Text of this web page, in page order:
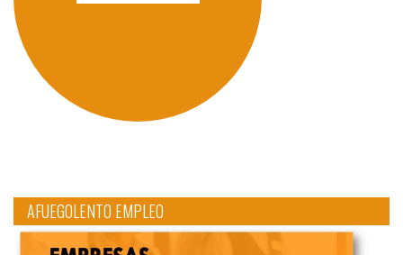
AFUEGOLENTO EMPLEO